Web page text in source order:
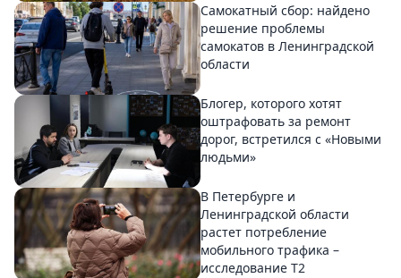
Самокатный сбор: найдено
решение проблемы
самокатов в Ленинградской
области
Блогер, которого хотят
оштрафовать за ремонт
дорог, встретился с «Новыми
людьми»
В Петербурге и
Ленинградской области
растет потребление
мобильного трафика –
исследование T2